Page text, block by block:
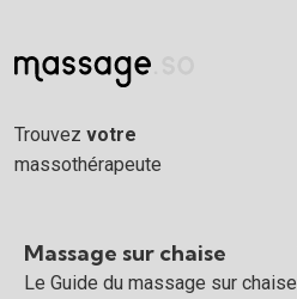
Trouvez votre
massothérapeute
Massage sur chaise
Le Guide du massage sur chaise